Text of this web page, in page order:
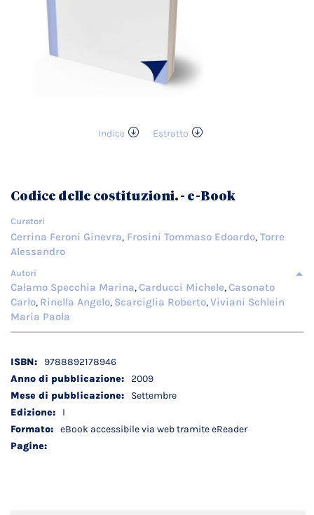
Indice
Estratto
galleria
di
immagini
Codice delle costituzioni. - e-Book
Curatori
Cerrina Feroni Ginevra, Frosini Tommaso Edoardo, Torre
Alessandro
Autori
Calamo Specchia Marina,Carducci Michele,Casonato
Carlo, Rinella Angelo, Scarciglia Roberto,Viviani Schlein
Maria Paola
Dettagli
tecnici
9788892178946
2009
Settembre
I
eBook accessibile via web tramite eReader